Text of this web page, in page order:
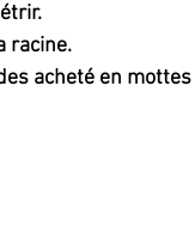
racine.
acheté en mottes